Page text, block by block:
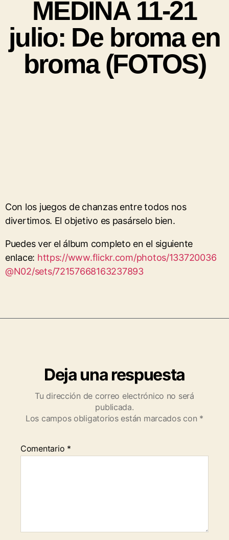
MEDINA 11-21
julio: De broma en
broma (FOTOS)
Con los juegos de chanzas entre todos nos
divertimos. El objetivo es pasárselo bien.
Puedes ver el álbum completo en el siguiente
enlace: https://www.flickr.com/photos/133720036
@N02/sets/72157668163237893
Deja una respuesta
Tu dirección de correo electrónico no será
publicada.
Los campos obligatorios están marcados con *
Comentario *